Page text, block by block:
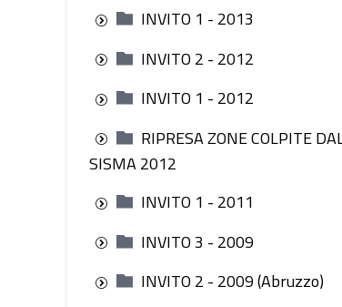
INVITO 1 - 2013
INVITO 2 - 2012
INVITO 1 - 2012
RIPRESA ZONE COLPITE
SISMA 2012
INVITO 1 - 2011
INVITO 3 - 2009
INVITO 2 - 2009 (Abruzzo)